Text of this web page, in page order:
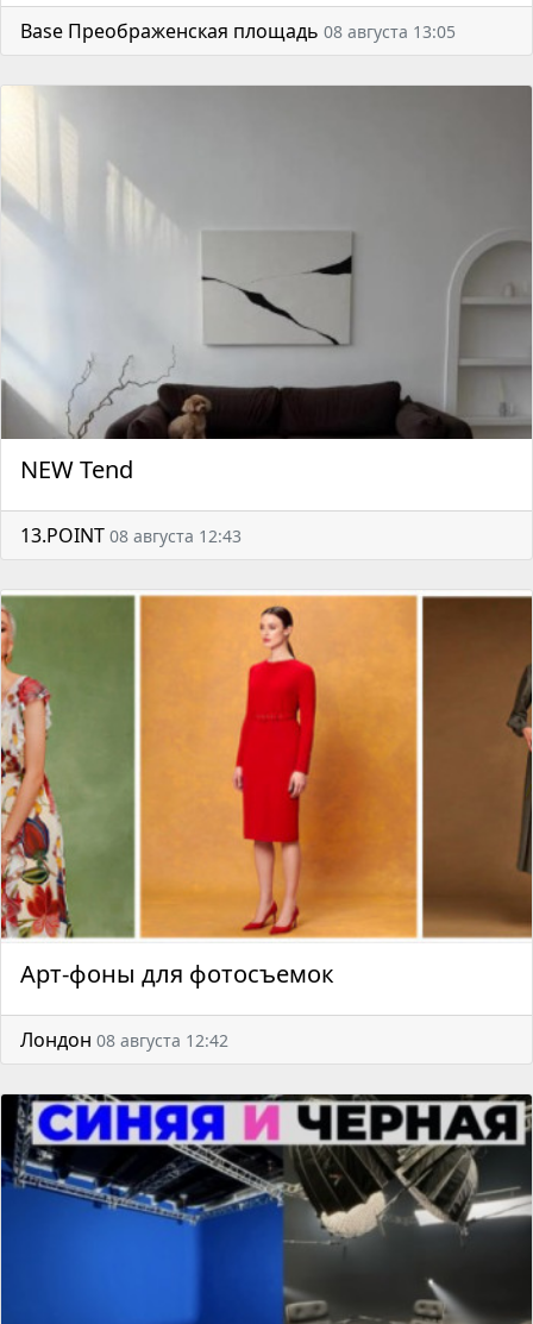
Base Преображенская площадь 08 августа 13:05
NEW Tend
13.POINT 08 августа 12:43
Арт-фоны для фотосъемок
Лондон 08 августа 12:42